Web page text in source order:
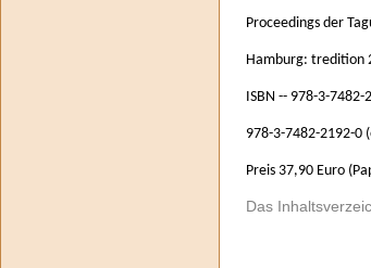
Proceedings der
Hamburg: tredition
ISBN -- 978-3-
978-3-7482-2192-0
Preis 37,90 Euro
Das